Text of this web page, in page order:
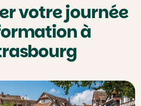
votre journée
à